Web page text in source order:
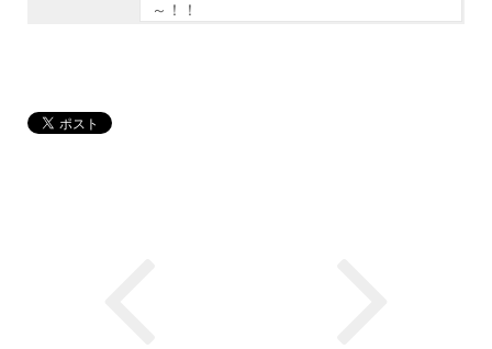
～！！